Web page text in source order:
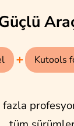
Ücretsiz
AI E-posta
Hızlıca
çevirin;